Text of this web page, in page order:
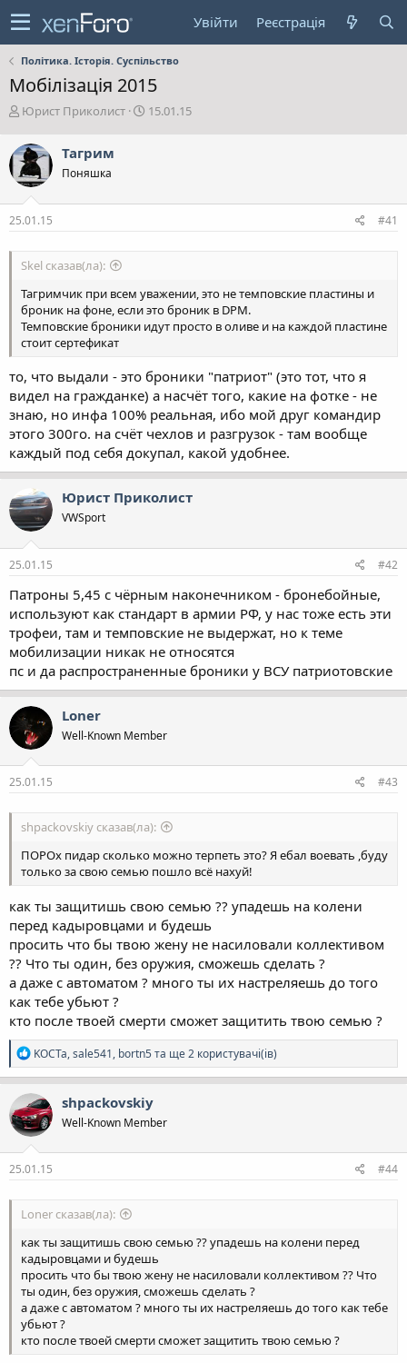
Увійти Реєстрація
Політика. Історія. Суспільство
Мобілізація 2015
А
т
о
р
т
е
м
Юрист Приколист
Д
в
н
я
15.01.15
Тагрим
Поняшка
25.01.15 #41
Skel сказав(ла):
Тагримчик при всем уважении, это не темповские пластины и
броник на фоне, если это броник в DPM.
Темповские броники идут просто в оливе и на каждой пластине
стоит сертефикат
то, что выдали - это броники "патриот" (это тот, что я
видел на гражданке) а насчёт того, какие на фотке - не
знаю, но инфа 100% реальная, ибо мой друг командир
этого 300го. на счёт чехлов и разгрузок - там вообще
каждый под себя докупал, какой удобнее.
Юрист Приколист
VWSport
25.01.15 #42
Патроны 5,45 с чёрным наконечником - бронебойные,
используют как стандарт в армии РФ, у нас тоже есть эти
трофеи, там и темповские не выдержат, но к теме
мобилизации никак не относятся
пс и да распространенные броники у ВСУ патриотовские
Loner
Well-Known Member
25.01.15 #43
shpackovskiy сказав(ла):
ПОРОх пидар сколько можно терпеть это? Я ебал воевать ,буду
только за свою семью пошло всё нахуй!
как ты защитишь свою семью ?? упадешь на колени
перед кадыровцами и будешь
просить что бы твою жену не насиловали коллективом
?? Что ты один, без оружия, сможешь сделать ?
а даже с автоматом ? много ты их настреляешь до того
как тебе убьют ?
кто после твоей смерти сможет защитить твою семью ?
Р
е
а
к
ц
і
ї
:
KOCTa,sale541, bortn5та ще 2 користувачі(ів)
shpackovskiy
Well-Known Member
25.01.15 #44
Loner сказав(ла):
как ты защитишь свою семью ?? упадешь на колени перед
кадыровцами и будешь
просить что бы твою жену не насиловали коллективом ?? Что
ты один, без оружия, сможешь сделать ?
а даже с автоматом ? много ты их настреляешь до того как тебе
убьют ?
кто после твоей смерти сможет защитить твою семью ?